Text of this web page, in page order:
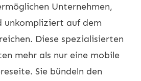
Unternehmen,
unkompliziert auf dem
Diese spezialisierten
mehr als nur eine mobile
Sie bündeln den